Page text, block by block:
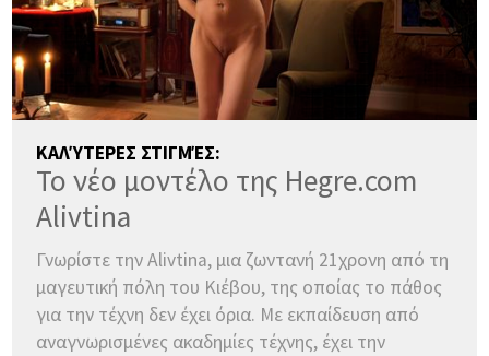
ΚΑΛΎΤΕΡΕΣ ΣΤΙΓΜΈΣ:
Το νέο μοντέλο της Hegre.com
Alivtina
Γνωρίστε την Alivtina, μια ζωντανή 21χρονη από τη
μαγευτική πόλη του Κιέβου, της οποίας το πάθος
για την τέχνη δεν έχει όρια. Με εκπαίδευση από
αναγνωρισμένες ακαδημίες τέχνης, έχει την